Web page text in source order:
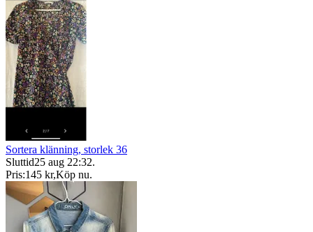
Sortera klänning, storlek 36
Sluttid25 aug 22:32.
Pris:145 kr,Köp nu.